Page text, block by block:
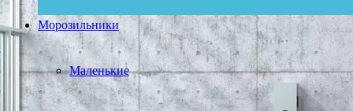
Морозильники
Маленькие